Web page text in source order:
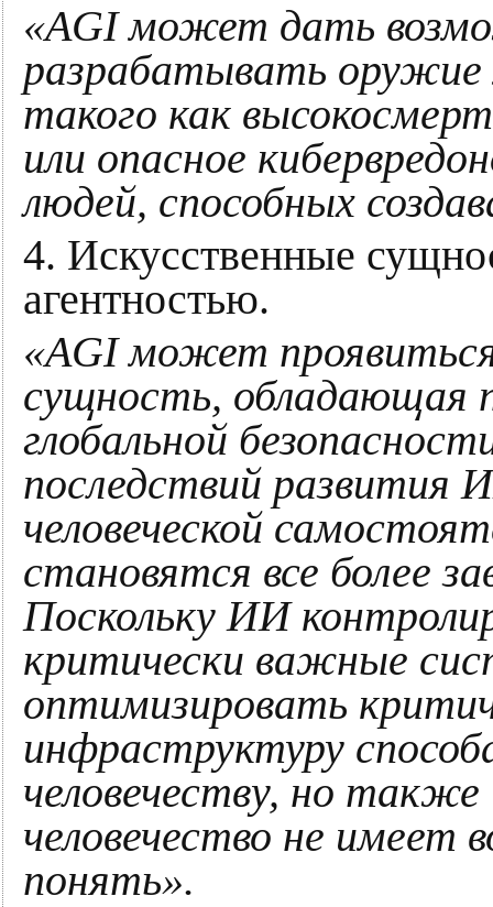
«AGI может дать
разрабатывать оружие
такого как
или опасное
людей, способных
4. Искусственные
агентностью.
«AGI может
сущность, обладающая
глобальной
последствий
человеческой
становятся все более
Поскольку ИИ
критически важные
оптимизировать
инфраструктуру
человечеству, но
человечество не
понять».